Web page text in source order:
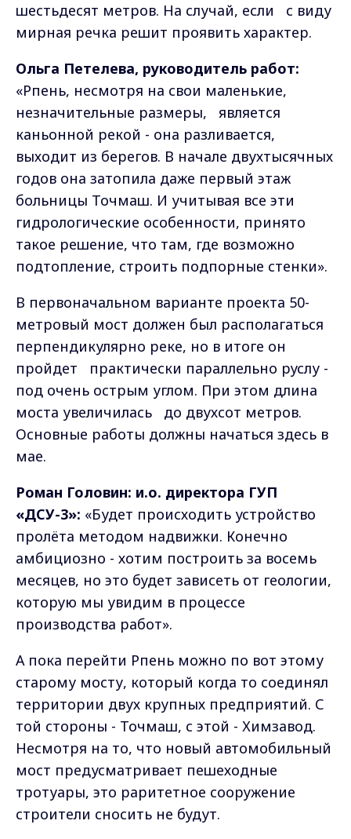
шестьдесят метров. На случай, если с виду
мирная речка решит проявить характер.
Ольга Петелева, руководитель работ:
«Рпень, несмотря на свои маленькие,
незначительные размеры, является
каньонной рекой - она разливается,
выходит из берегов. В начале двухтысячных
годов она затопила даже первый этаж
больницы Точмаш. И учитывая все эти
гидрологические особенности, принято
такое решение, что там, где возможно
подтопление, строить подпорные стенки».
В первоначальном варианте проекта 50-
метровый мост должен был располагаться
перпендикулярно реке, но в итоге он
пройдет практически параллельно руслу -
под очень острым углом. При этом длина
моста увеличилась до двухсот метров.
Основные работы должны начаться здесь в
мае.
Роман Головин: и.о. директора ГУП
«ДСУ-3»: «Будет происходить устройство
пролёта методом надвижки. Конечно
амбициозно - хотим построить за восемь
месяцев, но это будет зависеть от геологии,
которую мы увидим в процессе
производства работ».
А пока перейти Рпень можно по вот этому
старому мосту, который когда то соединял
территории двух крупных предприятий. С
той стороны - Точмаш, с этой - Химзавод.
Несмотря на то, что новый автомобильный
мост предусматривает пешеходные
тротуары, это раритетное сооружение
строители сносить не будут.